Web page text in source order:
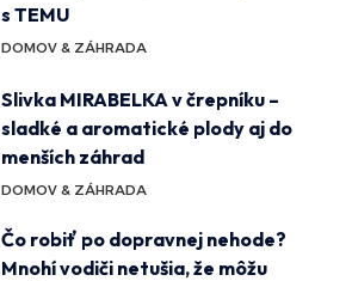
s TEMU
DOMOV & ZÁHRADA
Slivka MIRABELKA v črepníku –
sladké a aromatické plody aj do
menších záhrad
DOMOV & ZÁHRADA
Čo robiť po dopravnej nehode?
Mnohí vodiči netušia, že môžu